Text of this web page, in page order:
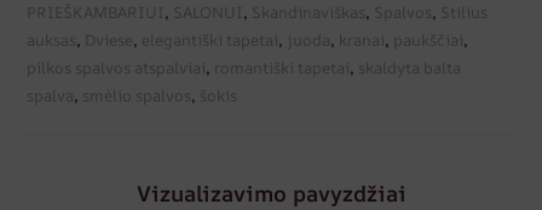
PRIEŠKAMBARIUI, SALONUI, Skandinaviškas , Spalvos , Stilius
auksas , Dviese, elegantiški tapetai, juoda, kranai, paukščiai,
pilkos spalvos atspalviai, romantiški tapetai, skaldyta balta
spalva, smėlio spalvos , šokis
Vizualizavimo pavyzdžiai